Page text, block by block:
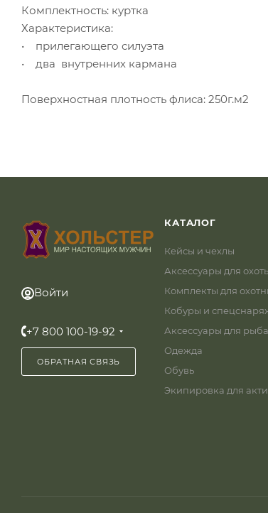
Комплектность: куртка
Характеристика:
• прилегающего силуэта
• два внутренних кармана
Поверхностная плотность флиса: 250г.м2
Войти
+7 800 100-19-92
ОБРАТНАЯ СВЯЗЬ
КАТАЛОГ
Кейсы и чехлы
Аксессуары для
Комплекты для
Кобуры и
Аксессуары для
Одежда
Обувь
Экипировка для